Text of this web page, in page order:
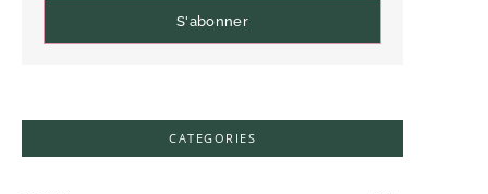
S'abonner
CATEGORIES